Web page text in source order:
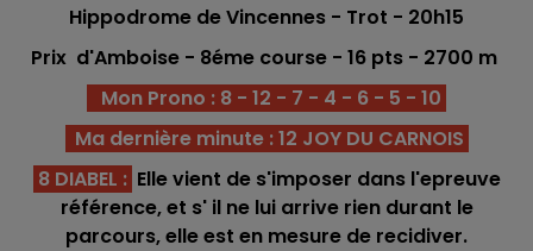
Hippodrome de Vincennes - Trot - 20h15
Prix d'Amboise - 8éme course - 16 pts - 2700 m
Mon Prono : 8 - 12 - 7 - 4 - 6 - 5 - 10
Ma dernière minute : 12 JOY DU CARNOIS
8 DIABEL : Elle vient de s'imposer dans l'epreuve
référence, et s' il ne lui arrive rien durant le
parcours, elle est en mesure de recidiver.